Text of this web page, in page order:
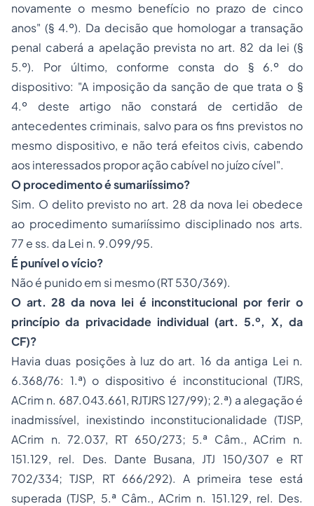
novamente o mesmo benefício no prazo de cinco
anos" (§ 4.º). Da decisão que homologar a transação
penal caberá a apelação prevista no art. 82 da lei (§
5.º). Por último, conforme consta do § 6.º do
dispositivo: "A imposição da sanção de que trata o §
4.º deste artigo não constará de certidão de
antecedentes criminais, salvo para os fins previstos no
mesmo dispositivo, e não terá efeitos civis, cabendo
aos interessados propor ação cabível no juízo cível".
O procedimento é sumariíssimo?
Sim. O delito previsto no art. 28 da nova lei obedece
ao procedimento sumariíssimo disciplinado nos arts.
77 e ss. da Lei n. 9.099/95.
É punível o vício?
Não é punido em si mesmo (RT 530/369).
O art. 28 da nova lei é inconstitucional por ferir o
princípio da privacidade individual (art. 5.º, X, da
CF)?
Havia duas posições à luz do art. 16 da antiga Lei n.
6.368/76: 1.ª) o dispositivo é inconstitucional (TJRS,
ACrim n. 687.043.661, RJTJRS 127/99); 2.ª) a alegação é
inadmissível, inexistindo inconstitucionalidade (TJSP,
ACrim n. 72.037, RT 650/273; 5.ª Câm., ACrim n.
151.129, rel. Des. Dante Busana, JTJ 150/307 e RT
702/334; TJSP, RT 666/292). A primeira tese está
superada (TJSP, 5.ª Câm., ACrim n. 151.129, rel. Des.